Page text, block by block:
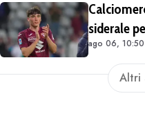
siderale
ago 06, 10:50
Altri